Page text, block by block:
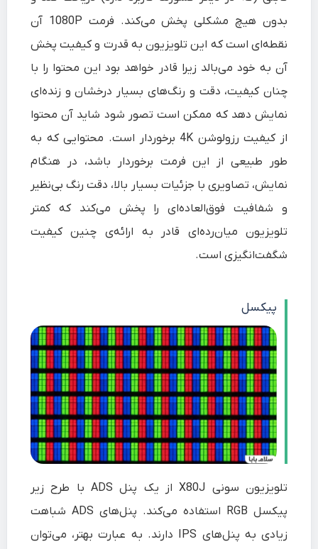
بدون هیچ مشکلی پخش می‌کند. فرمت 1080P آن
نقطه‌ای است که این تلویزیون به قدرت و کیفیت پخش
آن به خود می‌بالد زیرا قادر خواهد بود این محتوا را با
چنان کیفیت، دقت و رنگ‌های بسیار درخشان و زنده‌ای
نمایش دهد که ممکن است تصور شود شاید آن محتوا
از کیفیت رزولوشن 4K برخوردار است. محتوایی که به
طور طبیعی از این فرمت برخوردار باشد، در هنگام
نمایش، تصاویری با جزئیات بسیار بالا، دقت رنگ‌ بی‌نظیر
و شفافیت فوق‌العاده‌ای را پخش می‌کند که کمتر
تلویزیون میان‌رده‌ای قادر به ارائه‌ی چنین کیفیت
شگفت‌انگیزی است.
پیکسل
تلویزیون سونی X80J از یک پنل ADS با طرح زیر
پیکسل RGB استفاده می‌کند. پنل‌های ADS شباهت
زیادی به پنل‌های IPS دارند. به عبارت بهتر، می‌توان